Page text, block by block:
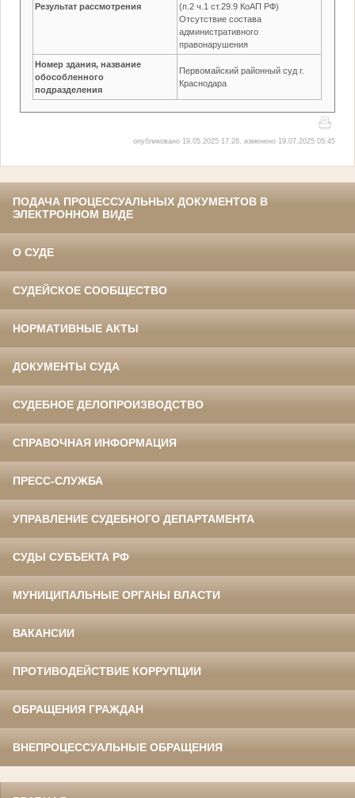
Результат рассмотрения
(п.2 ч.1 ст.29.9 КоАП РФ)
Отсутствие состава
административного
правонарушения
Номер здания, название
обособленного
подразделения
Первомайский районный суд г.
Краснодара
опубликовано 19.05.2025 17:26, изменено 19.07.2025 05:45
ПОДАЧА ПРОЦЕССУАЛЬНЫХ ДОКУМЕНТОВ В
ЭЛЕКТРОННОМ ВИДЕ
О СУДЕ
СУДЕЙСКОЕ СООБЩЕСТВО
НОРМАТИВНЫЕ АКТЫ
ДОКУМЕНТЫ СУДА
СУДЕБНОЕ ДЕЛОПРОИЗВОДСТВО
СПРАВОЧНАЯ ИНФОРМАЦИЯ
ПРЕСС-СЛУЖБА
УПРАВЛЕНИЕ СУДЕБНОГО ДЕПАРТАМЕНТА
СУДЫ СУБЪЕКТА РФ
МУНИЦИПАЛЬНЫЕ ОРГАНЫ ВЛАСТИ
ВАКАНСИИ
ПРОТИВОДЕЙСТВИЕ КОРРУПЦИИ
ОБРАЩЕНИЯ ГРАЖДАН
ВНЕПРОЦЕССУАЛЬНЫЕ ОБРАЩЕНИЯ